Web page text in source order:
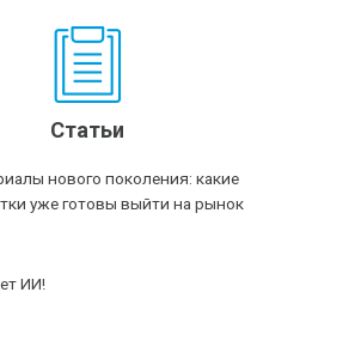
Статьи
нового поколения: какие
уже готовы выйти на рынок
ИИ!